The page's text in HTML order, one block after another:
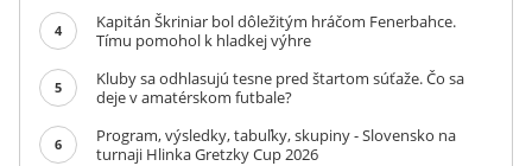
4
Kapitán Škriniar bol dôležitým hráčom Fenerbahce.
Tímu pomohol k hladkej výhre
5
Kluby sa odhlasujú tesne pred štartom súťaže. Čo sa
deje v amatérskom futbale?
6
Program, výsledky, tabuľky, skupiny - Slovensko na
turnaji Hlinka Gretzky Cup 2026